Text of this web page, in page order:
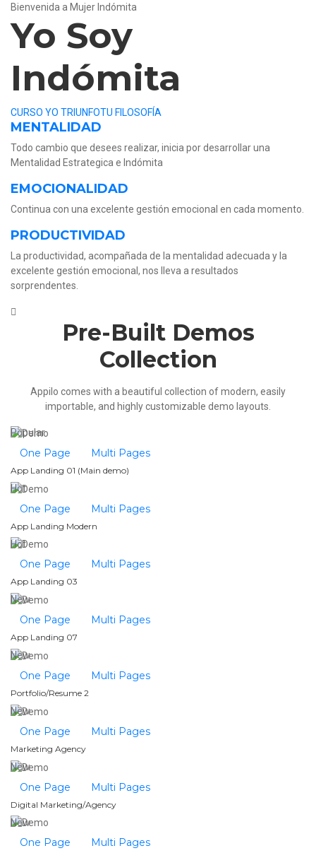
Bienvenida a Mujer Indómita
Yo Soy
Indómita
CURSO YO TRIUNFOTU FILOSOFÍA
MENTALIDAD
Todo cambio que desees realizar, inicia por desarrollar una
Mentalidad Estrategica e Indómita
EMOCIONALIDAD
Continua con una excelente gestión emocional en cada momento.
PRODUCTIVIDAD
La productividad, acompañada de la mentalidad adecuada y la
excelente gestión emocional, nos lleva a resultados
sorprendentes.
Pre-Built Demos
Collection
Appilo comes with a beautiful collection of modern, easily
importable, and highly customizable demo layouts.
Popular
One Page Multi Pages
App Landing 01 (Main demo)
Hot
One Page Multi Pages
App Landing Modern
Hot
One Page Multi Pages
App Landing 03
New
One Page Multi Pages
App Landing 07
New
One Page Multi Pages
Portfolio/Resume 2
New
One Page Multi Pages
Marketing Agency
New
One Page Multi Pages
Digital Marketing/Agency
New
One Page Multi Pages